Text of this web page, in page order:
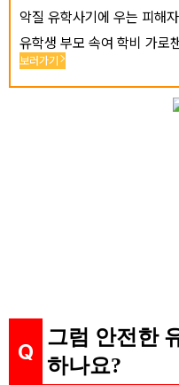
악질 유학사기에 우는 피해
유학생 부모 속여 학비 가로
보러가기
그럼 안전한
하나요?